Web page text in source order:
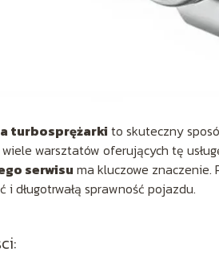
turbosprężarki to skuteczny
wiele warsztatów oferujących tę
serwisu ma kluczowe
i długotrwałą sprawność pojazdu.